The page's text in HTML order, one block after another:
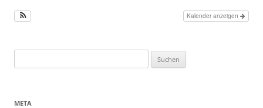
Kalender anzeigen
nach:
META